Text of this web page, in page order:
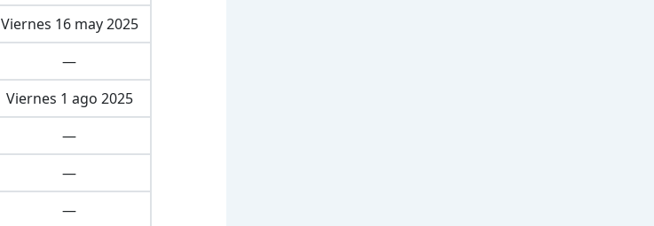
Viernes 16 may 2025
—
Viernes 1 ago 2025
—
—
—